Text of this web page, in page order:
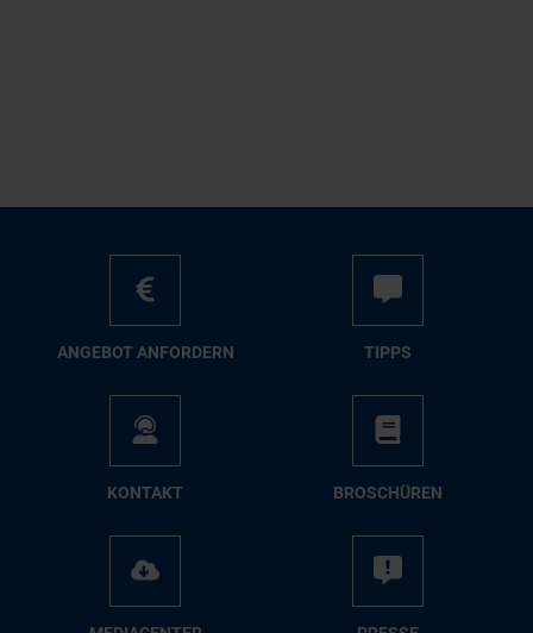
AN­GE­BOT AN­FOR­DERN TIPPS
KON­TAKT BRO­SCHÜ­REN